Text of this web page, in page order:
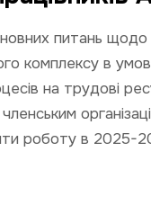
питань щодо
комплексу в
на трудові
роботу в 2025-